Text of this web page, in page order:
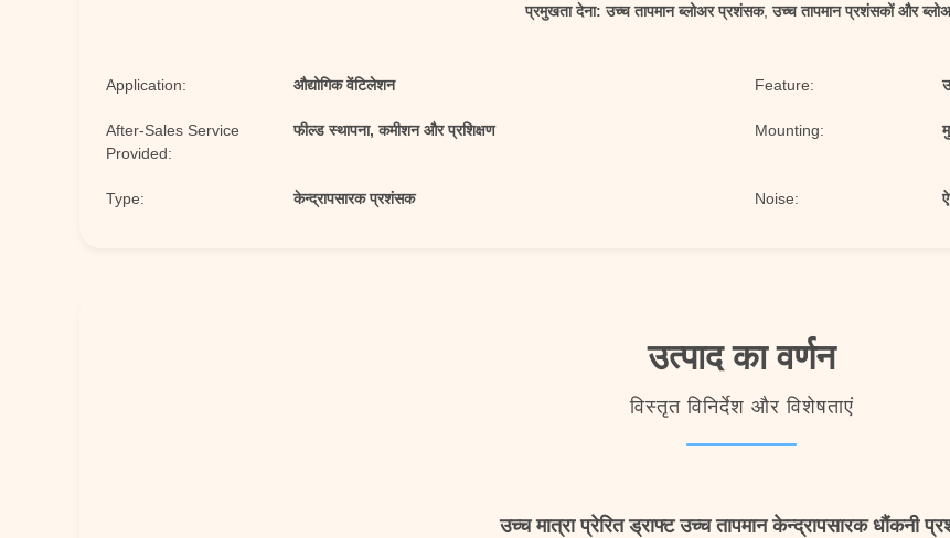
प्रमुखता देना: उच्च तापमान ब्लोअर प्रशंसक,उच्च तापमान प्रशंसकों और
Application: औद्योगिक वेंटिलेशन Feature:
After-Sales Service
Provided:
फील्ड स्थापना, कमीशन और प्रशिक्षण Mounting:
Type: केन्द्रापसारक प्रशंसक Noise:
उत्पाद का वर्णन
विस्तृत विनिर्देश और विशेषताएं
उच्च मात्रा प्रेरित ड्राफ्ट उच्च तापमान केन्द्रापसारक धौंकनी